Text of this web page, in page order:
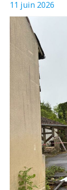
11 juin 2026